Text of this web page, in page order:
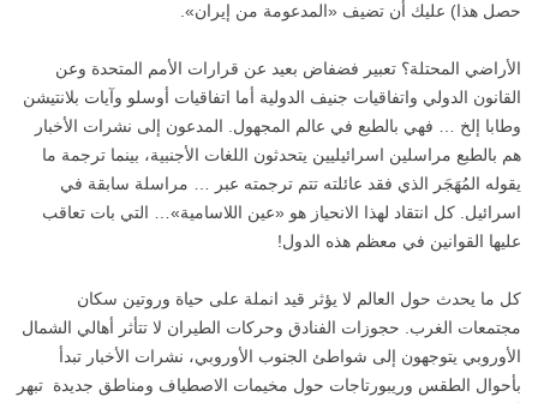
حصل هذا) عليك أن تضيف «المدعومة من إيران».
الأراضي المحتلة؟ تعبير فضفاض بعيد عن قرارات الأمم المتحدة وعن
القانون الدولي واتفاقيات جنيف الدولية أما اتفاقيات أوسلو وآيات بلانتيشن
وطابا إلخ … فهي بالطبع في عالم المجهول. المدعون إلى نشرات الأخبار
هم بالطبع مراسلين اسرائيليين يتحدثون اللغات الأجنبية، بينما ترجمة ما
يقوله المُهَجَر الذي فقد عائلته تتم ترجمته عبر … مراسلة سابقة في
اسرائيل. كل انتقاد لهذا الانحياز هو «عين اللاسامية»… التي بات تعاقب
عليها القوانين في معظم هذه الدول!
كل ما يحدث حول العالم لا يؤثر قيد انملة على حياة وروتين سكان
مجتمعات الغرب. حجوزات الفنادق وحركات الطيران لا تتأثر أهالي الشمال
الأوروبي يتوجهون إلى شواطئ الجنوب الأوروبي، نشرات الأخبار تبدأ
بأحوال الطقس وريبورتاجات حول مخيمات الاصطياف ومناطق جديدة تبهر